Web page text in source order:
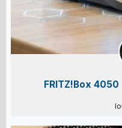
FRITZ!Box 4050